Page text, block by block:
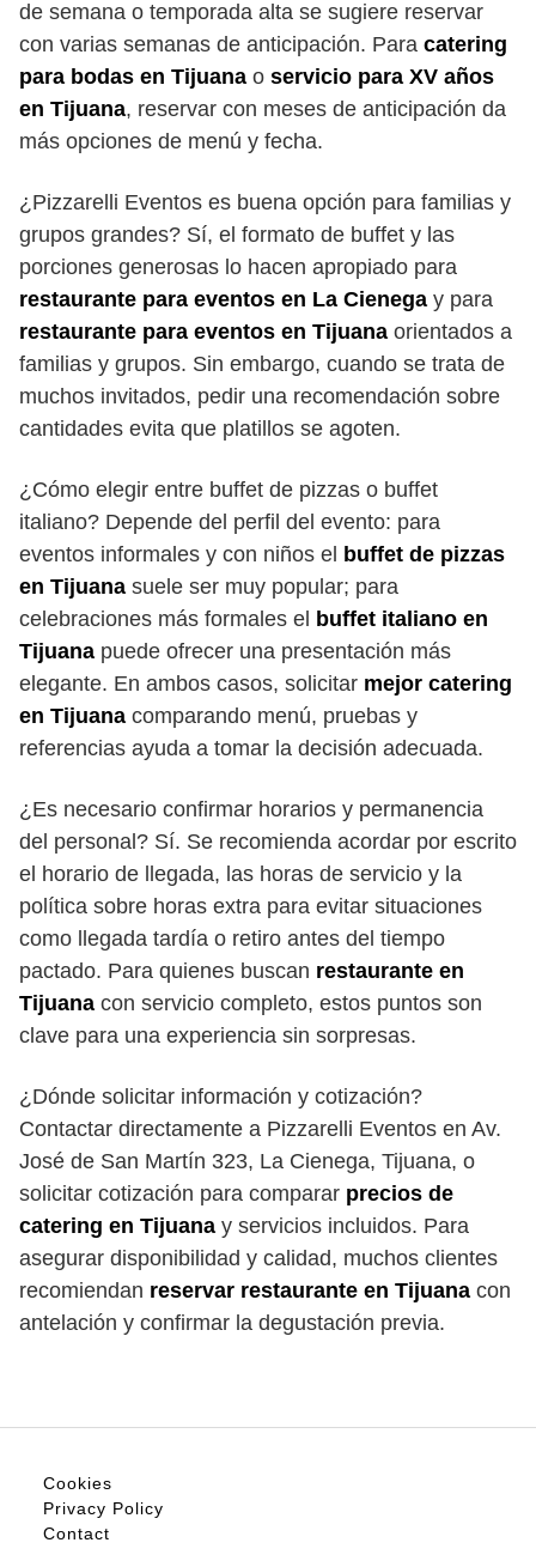
de semana o temporada alta se sugiere reservar
con varias semanas de anticipación. Para catering
para bodas en Tijuana o servicio para XV años
en Tijuana, reservar con meses de anticipación da
más opciones de menú y fecha.
¿Pizzarelli Eventos es buena opción para familias y
grupos grandes? Sí, el formato de buffet y las
porciones generosas lo hacen apropiado para
restaurante para eventos en La Cienega y para
restaurante para eventos en Tijuana orientados a
familias y grupos. Sin embargo, cuando se trata de
muchos invitados, pedir una recomendación sobre
cantidades evita que platillos se agoten.
¿Cómo elegir entre buffet de pizzas o buffet
italiano? Depende del perfil del evento: para
eventos informales y con niños el buffet de pizzas
en Tijuana suele ser muy popular; para
celebraciones más formales el buffet italiano en
Tijuana puede ofrecer una presentación más
elegante. En ambos casos, solicitar mejor catering
en Tijuana comparando menú, pruebas y
referencias ayuda a tomar la decisión adecuada.
¿Es necesario confirmar horarios y permanencia
del personal? Sí. Se recomienda acordar por escrito
el horario de llegada, las horas de servicio y la
política sobre horas extra para evitar situaciones
como llegada tardía o retiro antes del tiempo
pactado. Para quienes buscan restaurante en
Tijuana con servicio completo, estos puntos son
clave para una experiencia sin sorpresas.
¿Dónde solicitar información y cotización?
Contactar directamente a Pizzarelli Eventos en Av.
José de San Martín 323, La Cienega, Tijuana, o
solicitar cotización para comparar precios de
catering en Tijuana y servicios incluidos. Para
asegurar disponibilidad y calidad, muchos clientes
recomiendan reservar restaurante en Tijuana con
antelación y confirmar la degustación previa.
Cookies
Privacy Policy
Contact